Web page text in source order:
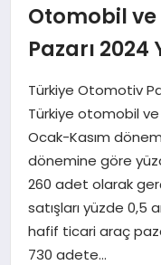
TEKNOLOJI
YAŞAM
Otomobil
Pazarı 2024
Türkiye Otomotiv
Türkiye otomobil ve
Ocak-Kasım
dönemine göre
260 adet olarak
satışları yüzde 0,5
hafif ticari araç
730 adete…